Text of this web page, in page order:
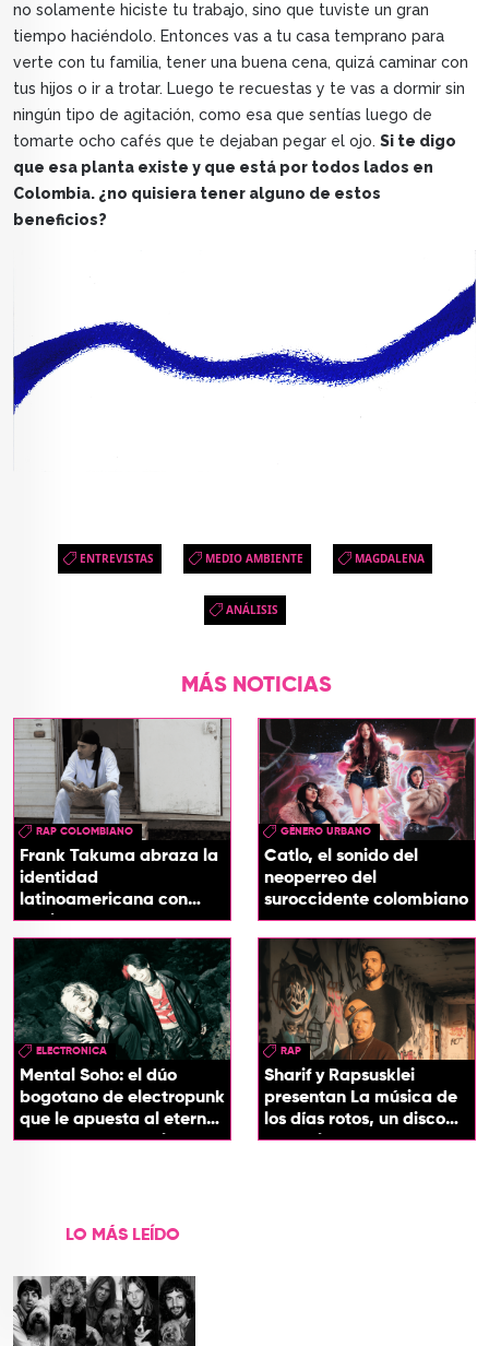
no solamente hiciste tu trabajo, sino que tuviste un gran
tiempo haciéndolo. Entonces vas a tu casa temprano para
verte con tu familia, tener una buena cena, quizá caminar con
tus hijos o ir a trotar. Luego te recuestas y te vas a dormir sin
ningún tipo de agitación, como esa que sentías luego de
tomarte ocho cafés que te dejaban pegar el ojo. Si te digo
que esa planta existe y que está por todos lados en
Colombia. ¿no quisiera tener alguno de estos
beneficios?
ENTREVISTAS MEDIO AMBIENTE MAGDALENA
ANÁLISIS
MÁS NOTICIAS
RAP COLOMBIANO
Frank Takuma abraza la
identidad
latinoamericana con
'InDios'
GÉNERO URBANO
Catlo, el sonido del
neoperreo del
suroccidente colombiano
ELECTRONICA
Mental Soho: el dúo
bogotano de electropunk
que le apuesta al eterno
presente con su álbum
RAP
Sharif y Rapsusklei
presentan La música de
los días rotos, un disco
que salda una promesa
LO MÁS LEÍDO